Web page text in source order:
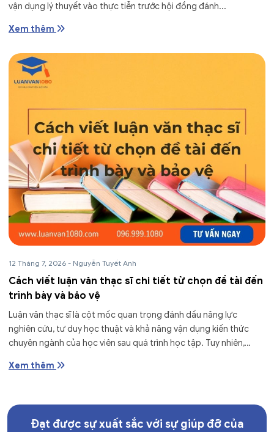
vận dụng lý thuyết vào thực tiễn trước hội đồng đánh...
Xem thêm
12 Tháng 7, 2026 - Nguyễn Tuyết Anh
Cách viết luận văn thạc sĩ chi tiết từ chọn đề tài đến
trình bày và bảo vệ
Luận văn thạc sĩ là cột mốc quan trọng đánh dấu năng lực
nghiên cứu, tư duy học thuật và khả năng vận dụng kiến thức
chuyên ngành của học viên sau quá trình học tập. Tuy nhiên,
Xem thêm
Đạt được sự xuất sắc với sự giúp đỡ của